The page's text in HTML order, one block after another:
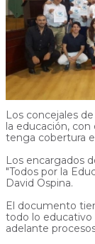
Los concejales
la educación,
tenga cobertura
Los encargados
"Todos por la
David Ospina.
El documento
todo lo educativo
adelante